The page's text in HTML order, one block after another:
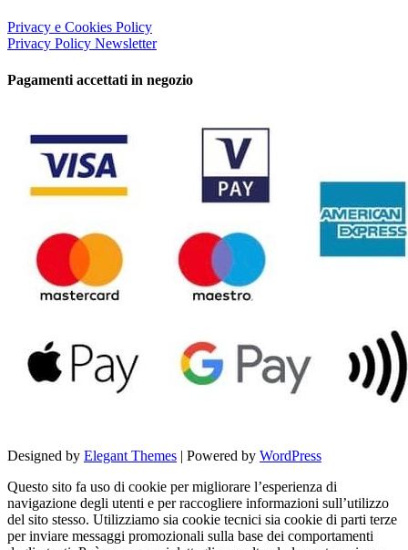
Privacy e Cookies Policy
Privacy Policy Newsletter
Pagamenti accettati in negozio
Designed by Elegant Themes | Powered by WordPress
Questo sito fa uso di cookie per migliorare l’esperienza di
navigazione degli utenti e per raccogliere informazioni sull’utilizzo
del sito stesso. Utilizziamo sia cookie tecnici sia cookie di parti terze
per inviare messaggi promozionali sulla base dei comportamenti